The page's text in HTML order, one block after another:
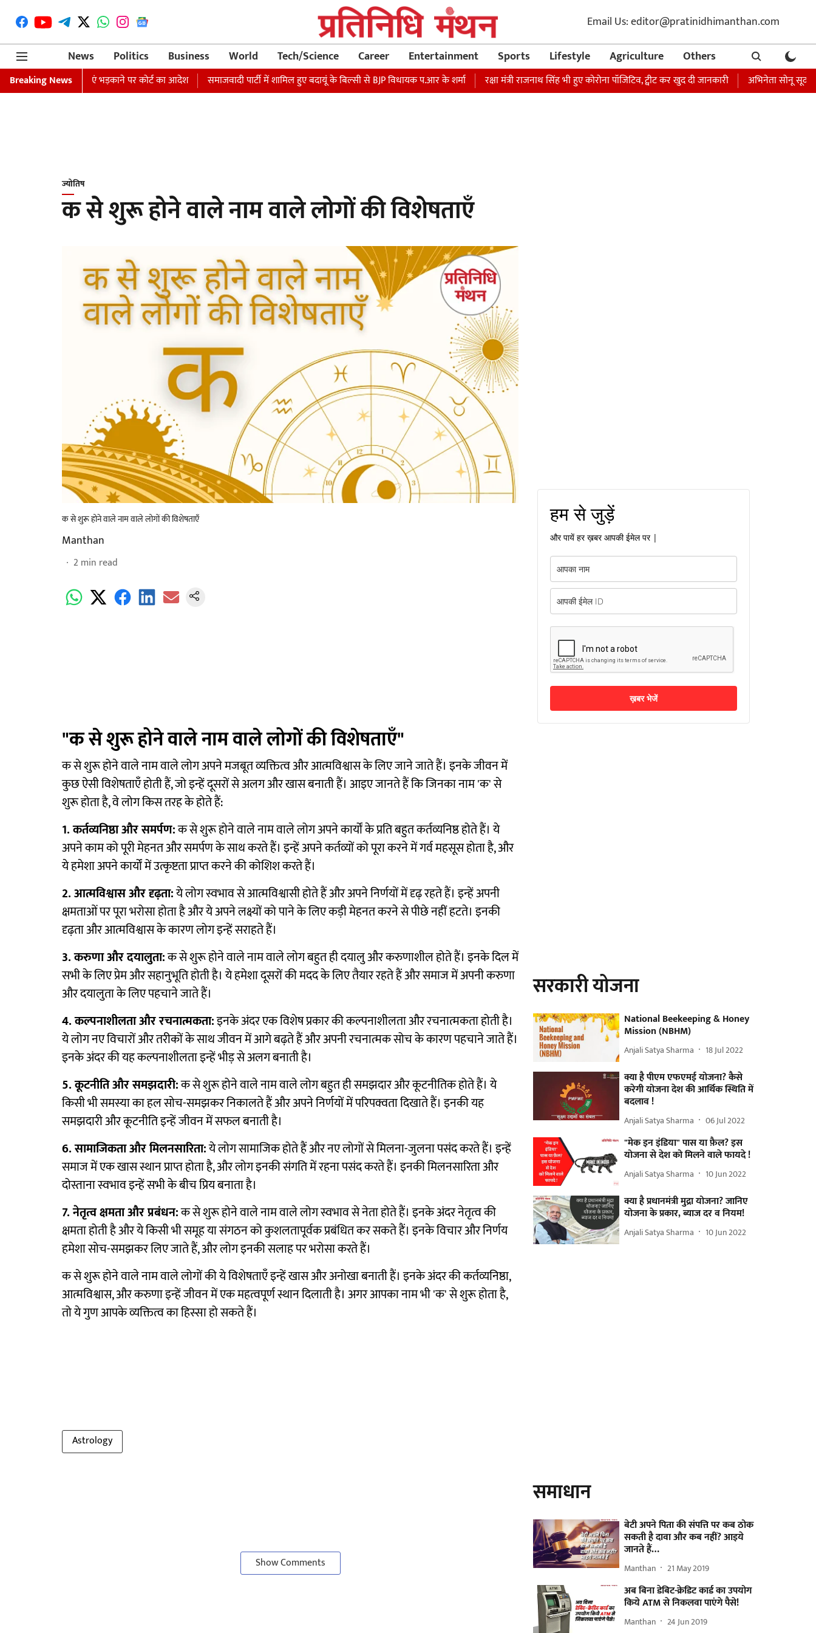
Email Us: editor@pratinidhimanthan.com
News
Politics Business World Tech/Science Career Entertainment Sports Lifestyle Agriculture Others
Breaking News
जारी, धार्मिक भावनाएं भड़काने पर कोर्ट का आदेश समाजवादी पार्टी में शामिल हुए बदायूं के बिल्सी से BJP विधायक प.आर के शर्मा रक्षा मंत्री राजनाथ सिंह भी हुए कोरोना पॉजिटिव, ट्वीट कर खुद दी जानकारी अभिनेता सोनू सूद
ज्योतिष
क से शुरू होने वाले नाम वाले लोगों की विशेषताएँ
क से शुरू होने वाले नाम वाले लोगों की विशेषताएँ
Manthan
2 min read
"क से शुरू होने वाले नाम वाले लोगों की विशेषताएँ"
क से शुरू होने वाले नाम वाले लोग अपने मजबूत व्यक्तित्व और आत्मविश्वास के लिए जाने जाते हैं। इनके जीवन में
कुछ ऐसी विशेषताएँ होती हैं, जो इन्हें दूसरों से अलग और खास बनाती हैं। आइए जानते हैं कि जिनका नाम 'क' से
शुरू होता है, वे लोग किस तरह के होते हैं:
1. कर्तव्यनिष्ठा और समर्पण:क से शुरू होने वाले नाम वाले लोग अपने कार्यों के प्रति बहुत कर्तव्यनिष्ठ होते हैं। ये
अपने काम को पूरी मेहनत और समर्पण के साथ करते हैं। इन्हें अपने कर्तव्यों को पूरा करने में गर्व महसूस होता है, और
ये हमेशा अपने कार्यों में उत्कृष्टता प्राप्त करने की कोशिश करते हैं।
2. आत्मविश्वास और दृढ़ता:ये लोग स्वभाव से आत्मविश्वासी होते हैं और अपने निर्णयों में दृढ़ रहते हैं। इन्हें अपनी
क्षमताओं पर पूरा भरोसा होता है और ये अपने लक्ष्यों को पाने के लिए कड़ी मेहनत करने से पीछे नहीं हटते। इनकी
दृढ़ता और आत्मविश्वास के कारण लोग इन्हें सराहते हैं।
3. करुणा और दयालुता:क से शुरू होने वाले नाम वाले लोग बहुत ही दयालु और करुणाशील होते हैं। इनके दिल में
सभी के लिए प्रेम और सहानुभूति होती है। ये हमेशा दूसरों की मदद के लिए तैयार रहते हैं और समाज में अपनी करुणा
और दयालुता के लिए पहचाने जाते हैं।
4. कल्पनाशीलता और रचनात्मकता:इनके अंदर एक विशेष प्रकार की कल्पनाशीलता और रचनात्मकता होती है।
ये लोग नए विचारों और तरीकों के साथ जीवन में आगे बढ़ते हैं और अपनी रचनात्मक सोच के कारण पहचाने जाते हैं।
इनके अंदर की यह कल्पनाशीलता इन्हें भीड़ से अलग बनाती है।
5. कूटनीति और समझदारी:क से शुरू होने वाले नाम वाले लोग बहुत ही समझदार और कूटनीतिक होते हैं। ये
किसी भी समस्या का हल सोच-समझकर निकालते हैं और अपने निर्णयों में परिपक्वता दिखाते हैं। इनकी यह
समझदारी और कूटनीति इन्हें जीवन में सफल बनाती है।
6. सामाजिकता और मिलनसारिता:ये लोग सामाजिक होते हैं और नए लोगों से मिलना-जुलना पसंद करते हैं। इन्हें
समाज में एक खास स्थान प्राप्त होता है, और लोग इनकी संगति में रहना पसंद करते हैं। इनकी मिलनसारिता और
दोस्ताना स्वभाव इन्हें सभी के बीच प्रिय बनाता है।
7. नेतृत्व क्षमता और प्रबंधन:क से शुरू होने वाले नाम वाले लोग स्वभाव से नेता होते हैं। इनके अंदर नेतृत्व की
क्षमता होती है और ये किसी भी समूह या संगठन को कुशलतापूर्वक प्रबंधित कर सकते हैं। इनके विचार और निर्णय
हमेशा सोच-समझकर लिए जाते हैं, और लोग इनकी सलाह पर भरोसा करते हैं।
क से शुरू होने वाले नाम वाले लोगों की ये विशेषताएँ इन्हें खास और अनोखा बनाती हैं। इनके अंदर की कर्तव्यनिष्ठा,
आत्मविश्वास, और करुणा इन्हें जीवन में एक महत्वपूर्ण स्थान दिलाती है। अगर आपका नाम भी 'क' से शुरू होता है,
तो ये गुण आपके व्यक्तित्व का हिस्सा हो सकते हैं।
Astrology
Show Comments
हम से जुड़ें
और पायें हर ख़बर आपकी ईमेल पर |
ख़बर भेजें
सरकारी योजना
National Beekeeping & Honey
Mission (NBHM)
Anjali Satya Sharma 18 Jul 2022
क्या है पीएम एफएमई योजना? कैसे
करेगी योजना देश की आर्थिक स्थिति में
बदलाव !
Anjali Satya Sharma 06 Jul 2022
"मेक इन इंडिया" पास या फ़ैल? इस
योजना से देश को मिलने वाले फायदे !
Anjali Satya Sharma 10 Jun 2022
क्या है प्रधानमंत्री मुद्रा योजना? जानिए
योजना के प्रकार, ब्याज दर व नियम!
Anjali Satya Sharma 10 Jun 2022
समाधान
बेटी अपने पिता की संपत्ति पर कब ठोक
सकती है दावा और कब नहीं? आइये
जानते हैं…
Manthan 21 May 2019
अब बिना डेबिट-क्रेडिट कार्ड का उपयोग
किये ATM से निकलवा पाएंगे पैसे!
Manthan 24 Jun 2019